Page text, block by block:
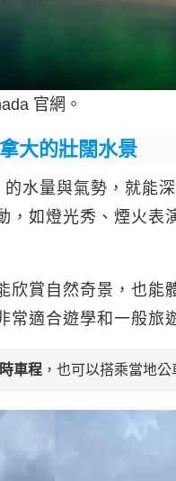
官網。
大的壯闊水景
水量與氣勢，就能
，如燈光秀、煙火表
欣賞自然奇景，也能
適合遊學和一般旅
車程 ，也可以搭乘當地